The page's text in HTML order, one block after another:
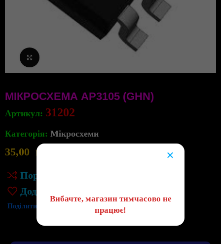
МІКРОСХЕМА AP3105 (GHN)
Артикул: 31202
Категорія: Мікросхеми
35,00 грн
Порівняння
Додати до списку бажань
Поділитись:
×
Вибачте, магазин тимчасово не
працює!